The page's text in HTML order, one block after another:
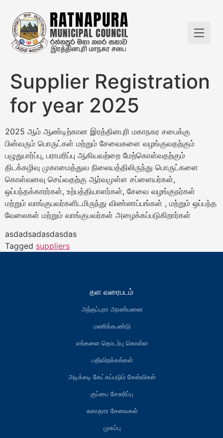
Supplier Registration
for year 2025
2025 ஆம் ஆண்டிற்கான இரத்தினபுரி மகாநகர சபைக்கு
பின்வரும் பொருட்கள் மற்றும் சேவைகளை வழங்குவதற்கும்
பழுதுபார்ப்பு, பராமரிப்பு ஆகியவற்றை மேற்கொள்வதற்கும்
திடக்கழிவு முகாமைத்துவ நிலையத்திலிருந்து பொருட்களை
கொள்வனவு செய்வதற்கு ஆர்வமுள்ள சப்ளையர்கள்,
ஒப்பந்தக்காரர்கள், உற்பத்தியாளர்கள், சேவை வழங்குநர்கள்
மற்றும் வாங்குபவர்களிடமிருந்து விண்ணப்பங்கள் , மற்றும் ஒப்பந்த
வேலைகள் மற்றும் வாங்குபவர்கள் அழைக்கப்படுகிறார்கள்
asdadsadasdasdas
Tagged suppliers
தள வரைபடம்
அந்தப்புரா அரண்மனை
மணிக்கூண்டு
எங்களை தொடர்பு கொள்ள
பதிவிறக்கங்கள்
அடிக்கடி கேட்கப்படும் கேள்விகள்
குப்பை சேகரிப்பு
சுகாதார சேவைகள்
முகப்பு